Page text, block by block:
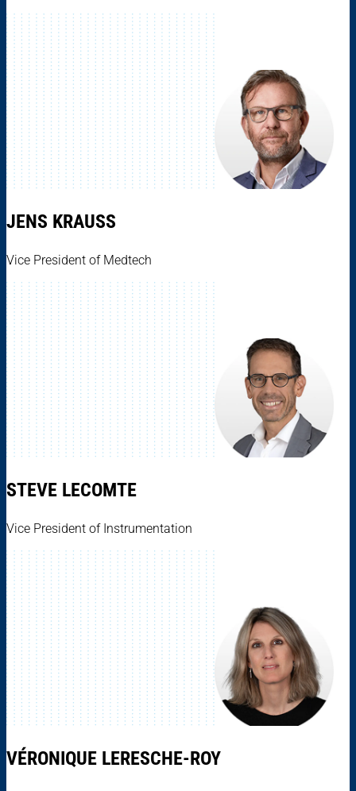
JENS KRAUSS
Vice President of Medtech
STEVE LECOMTE
Vice President of Instrumentation
VÉRONIQUE LERESCHE-ROY